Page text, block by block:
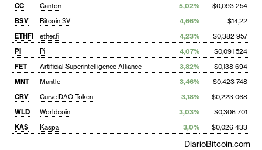
CC
Canton 5,02%
$0,093 254
BSV
Bitcoin SV 4,66%
$14,22
ETHFI
ether.fi 4,23%
$0,382 957
PI
Pi 4,07%
$0,091 524
FET
Artificial Superintelligence Alliance 3,82%
$0,138 694
MNT
Mantle 3,46%
$0,423 748
CRV
Curve DAO Token 3,18%
$0,223 068
WLD
Worldcoin 3,03%
$0,306 701
KAS
Kaspa 3,0% $0,026 433
DiarioBitcoin.com